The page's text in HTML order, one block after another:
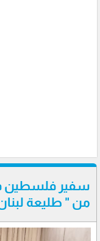
سفير فلسطين
من " طليعة